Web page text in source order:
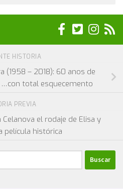
HISTORIA
(1958 – 2018): 60 anos de
…con total esquecemento
PREVIA
el rodaje de Elisa y
película histórica